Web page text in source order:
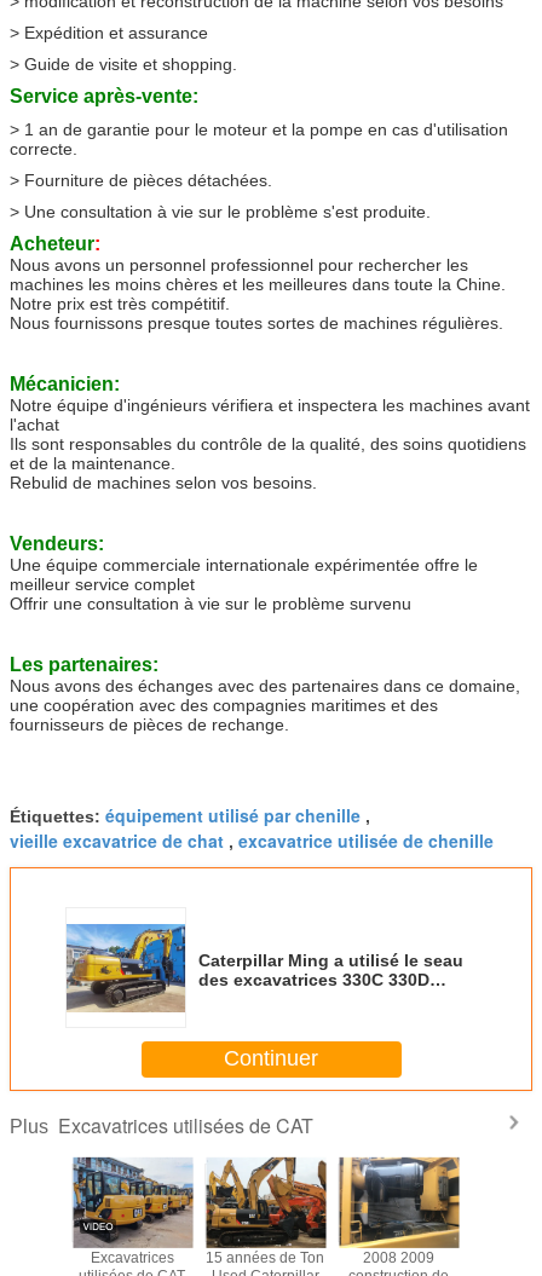
> Expédition et assurance
> Guide de visite et shopping.
Service après-vente:
> 1 an de garantie pour le moteur et la pompe en cas d'utilisation
correcte.
> Fourniture de pièces détachées.
> Une consultation à vie sur le problème s'est produite.
Acheteur:
Nous avons un personnel professionnel pour rechercher les
machines les moins chères et les meilleures dans toute la Chine.
Notre prix est très compétitif.
Nous fournissons presque toutes sortes de machines régulières.
Mécanicien:
Notre équipe d'ingénieurs vérifiera et inspectera les machines avant
l'achat
Ils sont responsables du contrôle de la qualité, des soins quotidiens
et de la maintenance.
Rebulid de machines selon vos besoins.
Vendeurs:
Une équipe commerciale internationale expérimentée offre le
meilleur service complet
Offrir une consultation à vie sur le problème survenu
Les partenaires:
Nous avons des échanges avec des partenaires dans ce domaine,
une coopération avec des compagnies maritimes et des
fournisseurs de pièces de rechange.
Étiquettes: équipement utilisé par chenille ,
vieille excavatrice de chat , excavatrice utilisée de chenille
Caterpillar Ming a utilisé le seau
des excavatrices 330C 330D
Continuer
Plus Excavatrices utilisées de CAT
Excavatrices
15 années de Ton
2008 2009